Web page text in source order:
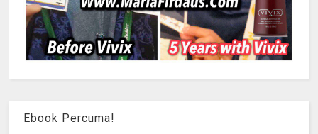
Ebook Percuma!